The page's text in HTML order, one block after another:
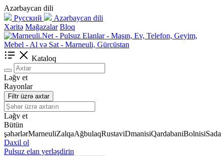
Azərbaycan dili
Русский
Azərbaycan dili
Xəritə Mağazalar Bloq
Kataloq
Ləğv et
Rayonlar
Filtr üzrə axtar
Ləğv et
Bütün
şəhərlərMarneuliZalqaAğbulaqRustaviDmanisiQardabaniBolnisi
Daxil ol
Pulsuz elan yerləşdirin